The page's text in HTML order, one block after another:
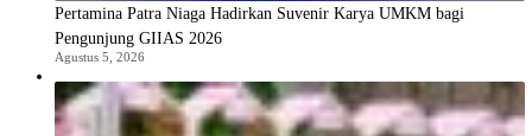
Pertamina Patra Niaga Hadirkan Suvenir Karya UMKM bagi
Pengunjung GIIAS 2026
Agustus 5, 2026